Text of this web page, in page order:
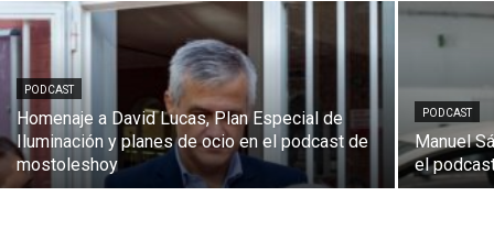
PODCAST
Homenaje a David Lucas, Plan Especial de
Iluminación y planes de ocio en el podcast de
mostoleshoy
PODCAST
Manuel
el